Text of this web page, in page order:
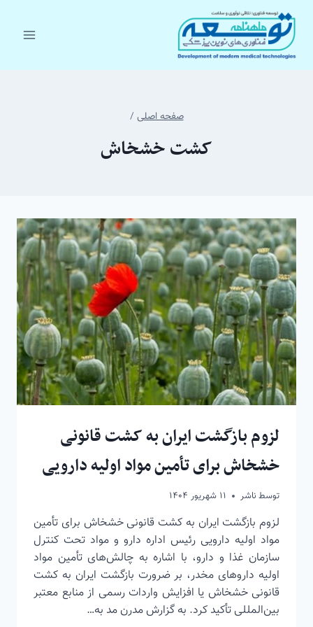
بازگشت
محتوا
صفحه اصلی /
کشت خشخاش
لزوم بازگشت ایران به کشت قانونی
خشخاش برای تأمین مواد اولیه دارویی
توسط ناشر ۱۱ شهریور ۱۴۰۴
لزوم بازگشت ایران به کشت قانونی خشخاش برای تأمین
مواد اولیه دارویی رئیس اداره دارو و مواد تحت کنترل
سازمان غذا و دارو، با اشاره به چالش‌های تأمین مواد
اولیه داروهای مخدر، بر ضرورت بازگشت ایران به کشت
قانونی خشخاش یا افزایش واردات رسمی از منابع معتبر
بین‌المللی تأکید کرد. به گزارش مدرن مد به…